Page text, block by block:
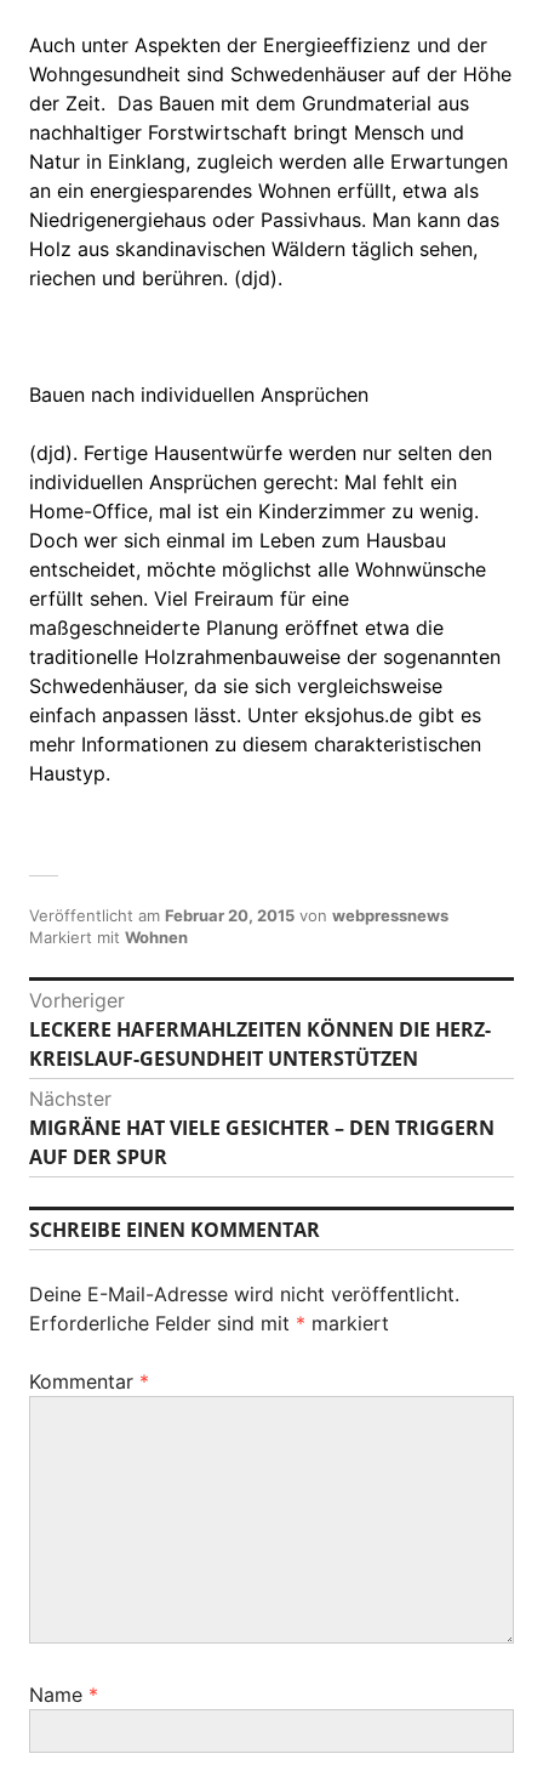
Auch unter Aspekten der Energieeffizienz und der
Wohngesundheit sind Schwedenhäuser auf der Höhe
der Zeit. Das Bauen mit dem Grundmaterial aus
nachhaltiger Forstwirtschaft bringt Mensch und
Natur in Einklang, zugleich werden alle Erwartungen
an ein energiesparendes Wohnen erfüllt, etwa als
Niedrigenergiehaus oder Passivhaus. Man kann das
Holz aus skandinavischen Wäldern täglich sehen,
riechen und berühren. (djd).
Bauen nach individuellen Ansprüchen
(djd). Fertige Hausentwürfe werden nur selten den
individuellen Ansprüchen gerecht: Mal fehlt ein
Home-Office, mal ist ein Kinderzimmer zu wenig.
Doch wer sich einmal im Leben zum Hausbau
entscheidet, möchte möglichst alle Wohnwünsche
erfüllt sehen. Viel Freiraum für eine
maßgeschneiderte Planung eröffnet etwa die
traditionelle Holzrahmenbauweise der sogenannten
Schwedenhäuser, da sie sich vergleichsweise
einfach anpassen lässt. Unter eksjohus.de gibt es
mehr Informationen zu diesem charakteristischen
Haustyp.
Veröffentlicht am Februar 20, 2015 von webpressnews
Markiert mit Wohnen
B
e
i
t
r
a
g
s
N
t
i
o
Vorheriger
V
o
r
h
e
r
i
g
r
B
i
LECKERE HAFERMAHLZEITEN KÖNNEN DIE HERZ-
KREISLAUF-GESUNDHEIT UNTERSTÜTZEN
Nächster
N
ä
c
h
s
e
r
e
MIGRÄNE HAT VIELE GESICHTER – DEN TRIGGERN
AUF DER SPUR
SCHREIBE EINEN KOMMENTAR
Deine E-Mail-Adresse wird nicht veröffentlicht.
Erforderliche Felder sind mit * markiert
Kommentar *
Name *